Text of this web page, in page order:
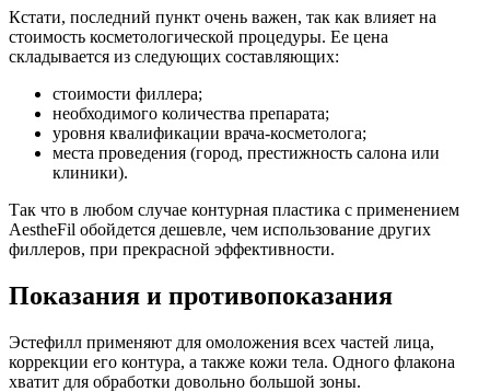
Кстати, последний пункт очень важен, так как влияет на
стоимость косметологической процедуры. Ее цена
складывается из следующих составляющих:
стоимости филлера;
необходимого количества препарата;
уровня квалификации врача-косметолога;
места проведения (город, престижность салона или
клиники).
Так что в любом случае контурная пластика с применением
AestheFil обойдется дешевле, чем использование других
филлеров, при прекрасной эффективности.
Показания и противопоказания
Эстефилл применяют для омоложения всех частей лица,
коррекции его контура, а также кожи тела. Одного флакона
хватит для обработки довольно большой зоны.